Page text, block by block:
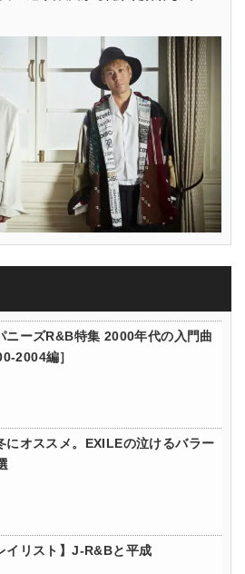
ニーズR&B特集 2000年代の入門曲
2004編］
にオススメ。EXILEの泣けるバラー
イリスト】J-R&Bと平成